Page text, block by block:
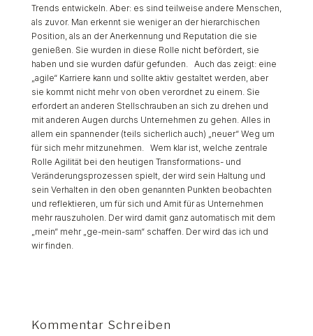
Trends entwickeln. Aber: es sind teilweise andere Menschen,
als zuvor. Man erkennt sie weniger an der hierarchischen
Position, als an der Anerkennung und Reputation die sie
genießen. Sie wurden in diese Rolle nicht befördert, sie
haben und sie wurden dafür gefunden. Auch das zeigt: eine
„agile“ Karriere kann und sollte aktiv gestaltet werden, aber
sie kommt nicht mehr von oben verordnet zu einem. Sie
erfordert an anderen Stellschrauben an sich zu drehen und
mit anderen Augen durchs Unternehmen zu gehen. Alles in
allem ein spannender (teils sicherlich auch) „neuer“ Weg um
für sich mehr mitzunehmen. Wem klar ist, welche zentrale
Rolle Agilität bei den heutigen Transformations- und
Veränderungsprozessen spielt, der wird sein Haltung und
sein Verhalten in den oben genannten Punkten beobachten
und reflektieren, um für sich und Amit für as Unternehmen
mehr rauszuholen. Der wird damit ganz automatisch mit dem
„mein“ mehr „ge-mein-sam“ schaffen. Der wird das ich und
wirfinden.
Kommentar Schreiben